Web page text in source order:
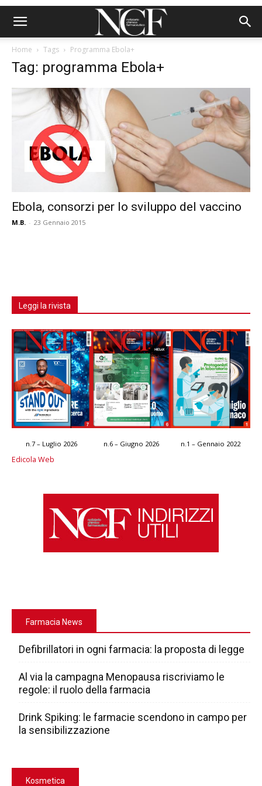
Home Tags Programma Ebola+
Tag: programma Ebola+
Ebola, consorzi per lo sviluppo del vaccino
M.B. - 23 Gennaio 2015
Leggi la rivista
n.7 – Luglio 2026 n.6 – Giugno 2026 n.1 – Gennaio 2022
Edicola Web
Farmacia News
Defibrillatori in ogni farmacia: la proposta di legge
Al via la campagna Menopausa riscriviamo le
regole: il ruolo della farmacia
Drink Spiking: le farmacie scendono in campo per
la sensibilizzazione
Kosmetica